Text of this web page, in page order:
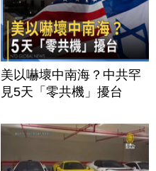
美以嚇壞中南海？中共罕
見5天「零共機」擾台